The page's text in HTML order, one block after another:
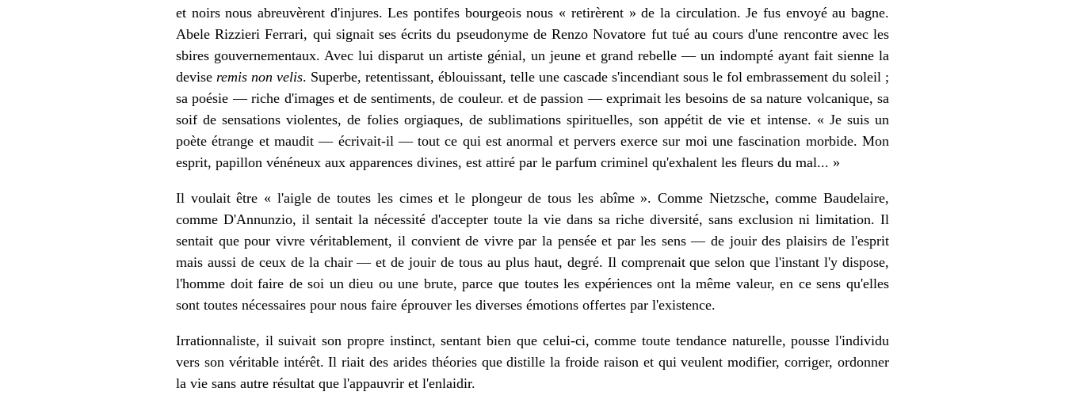
et noirs nous abreuvèrent d'injures. Les pontifes bourgeois nous « retirèrent » de la circulation. Je fus envoyé au bagne.
Abele Rizzieri Ferrari, qui signait ses écrits du pseudonyme de Renzo Novatore fut tué au cours d'une rencontre avec les
sbires gouvernementaux. Avec lui disparut un artiste génial, un jeune et grand rebelle — un indompté ayant fait sienne la
devise remis non velis. Superbe, retentissant, éblouissant, telle une cascade s'incendiant sous le fol embrassement du soleil ;
sa poésie — riche d'images et de sentiments, de couleur. et de passion — exprimait les besoins de sa nature volcanique, sa
soif de sensations violentes, de folies orgiaques, de sublimations spirituelles, son appétit de vie et intense. « Je suis un
poète étrange et maudit — écrivait-il — tout ce qui est anormal et pervers exerce sur moi une fascination morbide. Mon
esprit, papillon vénéneux aux apparences divines, est attiré par le parfum criminel qu'exhalent les fleurs du mal... »
Il voulait être « l'aigle de toutes les cimes et le plongeur de tous les abîme ». Comme Nietzsche, comme Baudelaire,
comme D'Annunzio, il sentait la nécessité d'accepter toute la vie dans sa riche diversité, sans exclusion ni limitation. Il
sentait que pour vivre véritablement, il convient de vivre par la pensée et par les sens — de jouir des plaisirs de l'esprit
mais aussi de ceux de la chair — et de jouir de tous au plus haut, degré. Il comprenait que selon que l'instant l'y dispose,
l'homme doit faire de soi un dieu ou une brute, parce que toutes les expériences ont la même valeur, en ce sens qu'elles
sont toutes nécessaires pour nous faire éprouver les diverses émotions offertes par l'existence.
Irrationnaliste, il suivait son propre instinct, sentant bien que celui-ci, comme toute tendance naturelle, pousse l'individu
vers son véritable intérêt. Il riait des arides théories que distille la froide raison et qui veulent modifier, corriger, ordonner
la vie sans autre résultat que l'appauvrir et l'enlaidir.